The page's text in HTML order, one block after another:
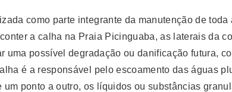
como parte integrante da manutenção de
a calha na Praia Picinguaba, as laterais da
possível degradação ou danificação futura,
é a responsável pelo escoamento das águas
ponto a outro, os líquidos ou substâncias